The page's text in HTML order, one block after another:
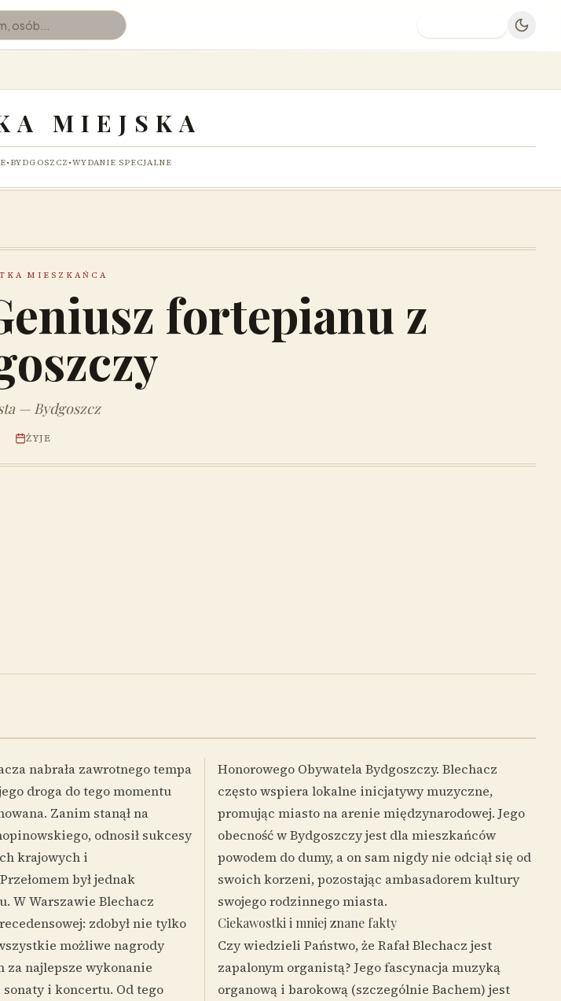
MIEJSKA
• BYDGOSZCZ •WYDANIE SPECJALNE
MIESZKAŃCA
fortepianu z
— Bydgoszcz
ŻYJE
nabrała zawrotnego tempa
droga do tego momentu
Zanim stanął na
odnosił sukcesy
krajowych i
był jednak
W Warszawie Blechacz
zdobył nie tylko
możliwe nagrody
za najlepsze wykonanie
i koncertu. Od tego
Honorowego Obywatela Bydgoszczy. Blechacz
często wspiera lokalne inicjatywy muzyczne,
promując miasto na arenie międzynarodowej. Jego
obecność w Bydgoszczy jest dla mieszkańców
powodem do dumy, a on sam nigdy nie odciął się od
swoich korzeni, pozostając ambasadorem kultury
swojego rodzinnego miasta.
Ciekawostki i mniej znane fakty
Czy wiedzieli Państwo, że Rafał Blechacz jest
zapalonym organistą? Jego fascynacja muzyką
organową i barokową (szczególnie Bachem) jest